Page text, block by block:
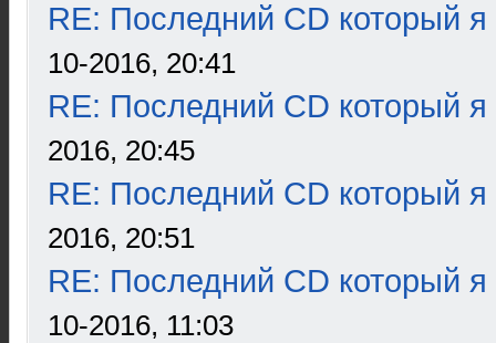
RE: Последний CD который я
10-2016, 20:41
RE: Последний CD который я
2016, 20:45
RE: Последний CD который я
2016, 20:51
RE: Последний CD который я
10-2016, 11:03